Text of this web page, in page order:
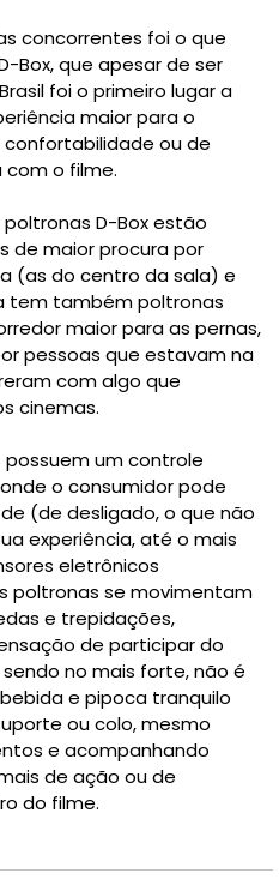
concorrentes foi o que
Box, que apesar de ser
foi o primeiro lugar a
maior para o
ou de
com o filme.
D-Box estão
de maior procura por
(as do centro da sala) e
tem também poltronas
maior para as pernas,
pessoas que estavam na
com algo que
cinemas.
um controle
o consumidor pode
(de desligado, o que não
experiência, até o mais
eletrônicos
poltronas se movimentam
e trepidações,
de participar do
no mais forte, não é
e pipoca tranquilo
ou colo, mesmo
e acompanhando
de ação ou de
do filme.